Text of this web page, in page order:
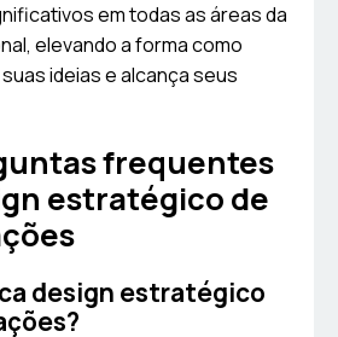
em todas as áreas da
elevando a forma como
ideias e alcança seus
frequentes
estratégico de
design estratégico